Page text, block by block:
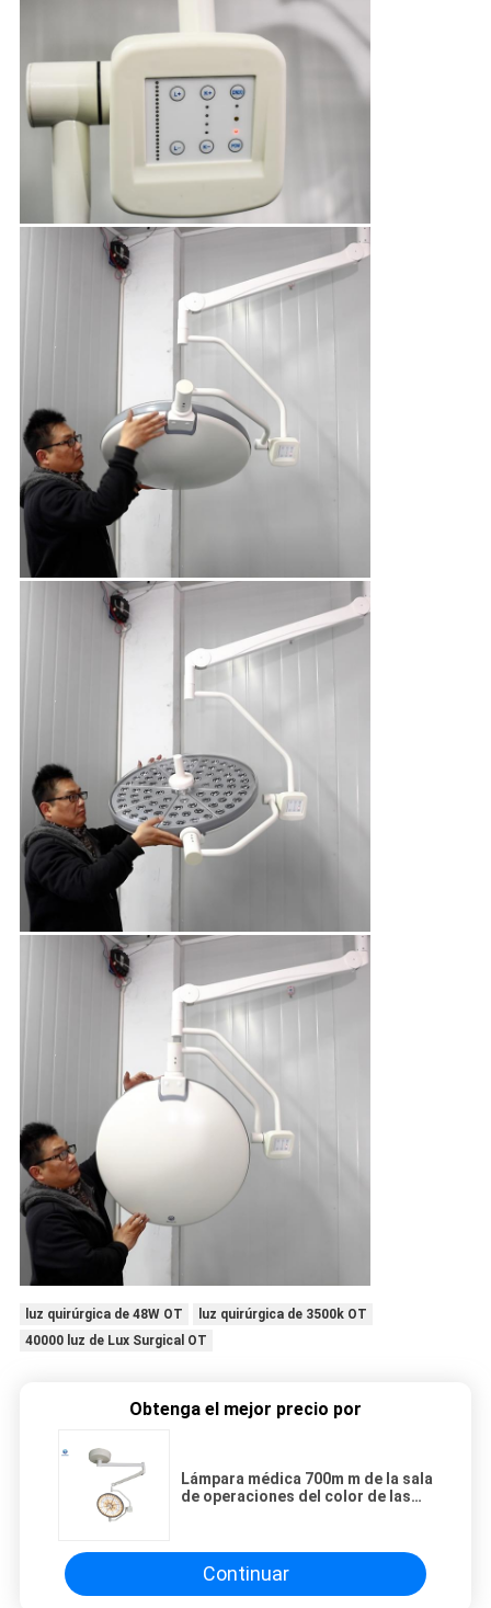
luz quirúrgica de 48W OT
luz quirúrgica de 3500k OT
40000 luz de Lux Surgical OT
Obtenga el mejor precio por
Lámpara médica 700m m de la sala
de operaciones del color de las
Continuar